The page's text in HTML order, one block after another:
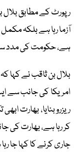
رپورٹ کے مطابق بلال
آزما رہا ہے بلکہ
ہے، حکومت کی مدد سے
بلال بن ثاقب نے کہا
امریکا کی جانب سے
ریزرو بنایا، بھارت
کر رہا ہے، بھارت کی
جاری کرنے کا کہا جا